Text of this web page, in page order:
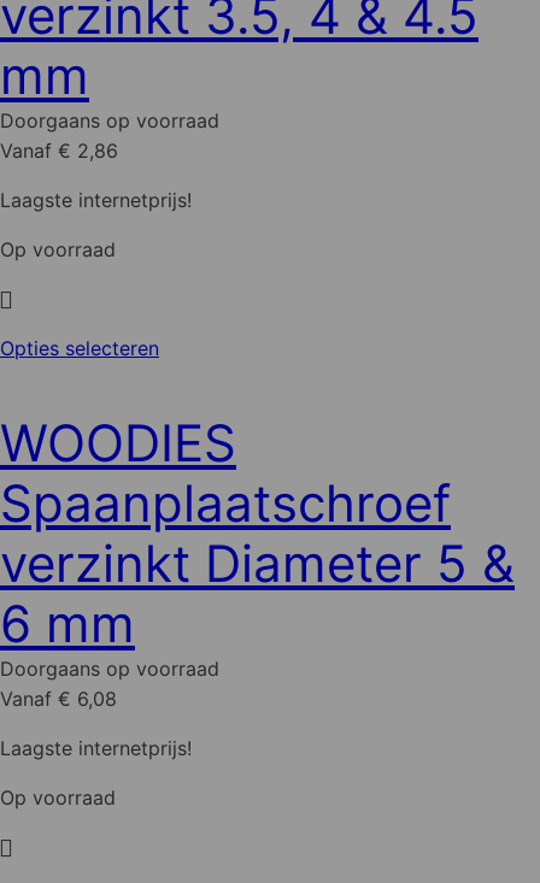
kan
gekozen
de
verzinkt 3.5, 4 & 4.5
mm
Doorgaans op voorraad
Vanaf € 2,86
Laagste internetprijs!
Op voorraad
Opties selecteren
meerdere
variaties.
Deze
optie
kan
gekozen
de
WOODIES
Spaanplaatschroef
verzinkt Diameter 5 &
6 mm
Doorgaans op voorraad
Vanaf € 6,08
Laagste internetprijs!
Op voorraad